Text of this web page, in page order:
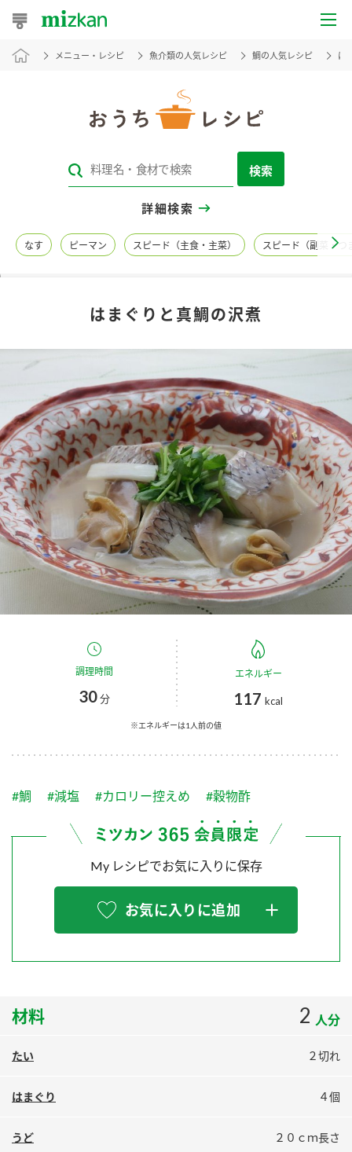
おうちレシピ
レシピカテゴリ一覧
レシピ名特集
商品情報
商品カテゴリ
酢 調味酢
お酢ドリンク ぽん酢
みりん風・料理酒 鍋用調味料
たれ
スープ 中華
クイック調味料
ふりかけ おすしの素
炊き込みご飯の素 米飯用調味液
新商品一覧
キャンペーン情報
ブランド・スペシャルサイト
ブランド・スペシャルサイト トップ
商品ブランドサイト
Fibee（ファイビー）
くらしプラ酢
カンタン酢
お酢ドリンク
つゆ
PIN印
千夜
スペシャルサイト
ぽん酢サワー
ミツカンのCM
企業情報
国内事業概要
企業理念
ミツカンの歴史
ミツカンを知る
環境への取り組み
ZENB initiative
MIM（ミツカンミュージアム）
各部門が大切にしていること
販売終了製品のご案内
よくあるご質問
地図から取り扱い店舗を探す
メニュー・レシピ 魚介類の人気レシピ 鯛の人気レシピ は
検索
詳細検索
なす ピーマン スピード（主食・主菜） スピード（副菜・つ
はまぐりと真鯛の沢煮
調理時間
30分
エネルギー
117 kcal
※エネルギーは1人前の値
#鯛 #減塩 #カロリー控えめ #穀物酢
My レシピでお気に入りに保存
お気に入りに追加
材料 2 人分
たい ２切れ
はまぐり ４個
うど ２０ｃｍ長さ